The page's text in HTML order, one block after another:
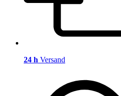
24 h Versand